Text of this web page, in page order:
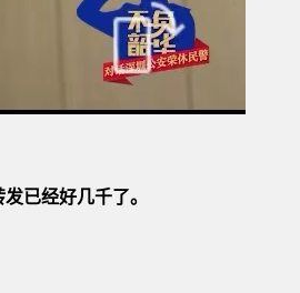
已经好几千了。